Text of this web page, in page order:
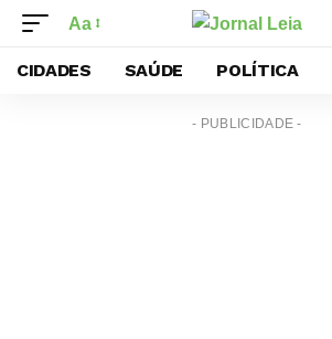
Aa
CIDADES SAÚDE POLÍTICA
- PUBLICIDADE -